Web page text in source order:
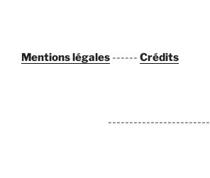
Mentions légales ------ Crédits
------------------------